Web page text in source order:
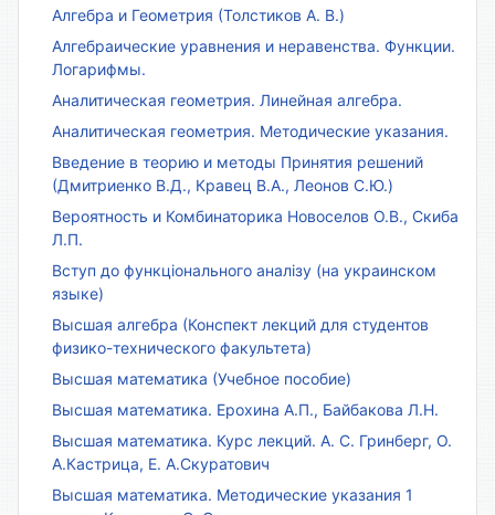
Алгебра и Геометрия (Толстиков А. В.)
Алгебраические уравнения и неравенства. Функции.
Логарифмы.
Аналитическая геометрия. Линейная алгебра.
Аналитическая геометрия. Методические указания.
Введение в теорию и методы Принятия решений
(Дмитриенко В.Д., Кравец В.А., Леонов С.Ю.)
Вероятность и Комбинаторика Новоселов О.В., Скиба
Л.П.
Вступ до функціонального аналізу (на украинском
языке)
Высшая алгебра (Конспект лекций для студентов
физико-технического факультета)
Высшая математика (Учебное пособие)
Высшая математика. Ерохина А.П., Байбакова Л.Н.
Высшая математика. Курс лекций. А. С. Гринберг, О.
А.Кастрица, Е. А.Скуратович
Высшая математика. Методические указания 1